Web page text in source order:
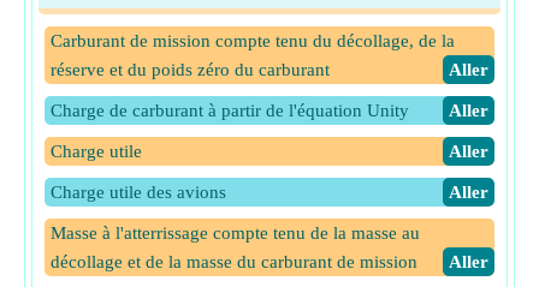
Carburant de mission compte tenu du décollage, de la
réserve et du poids zéro du carburant
​Aller
Charge de carburant à partir de l'équation Unity ​Aller
Charge utile ​Aller
Charge utile des avions ​Aller
Masse à l'atterrissage compte tenu de la masse au
décollage et de la masse du carburant de mission
​Aller